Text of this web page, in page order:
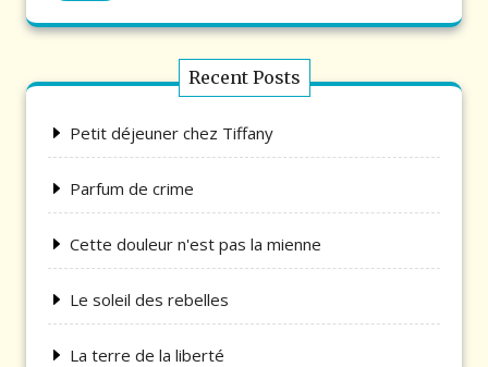
Recent Posts
Petit déjeuner chez Tiffany
Parfum de crime
Cette douleur n'est pas la mienne
Le soleil des rebelles
La terre de la liberté